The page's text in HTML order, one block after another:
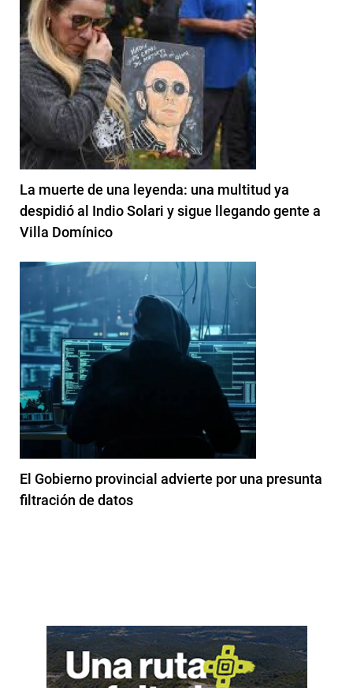
La muerte de una leyenda: una multitud ya
despidió al Indio Solari y sigue llegando gente a
Villa Domínico
El Gobierno provincial advierte por una presunta
filtración de datos